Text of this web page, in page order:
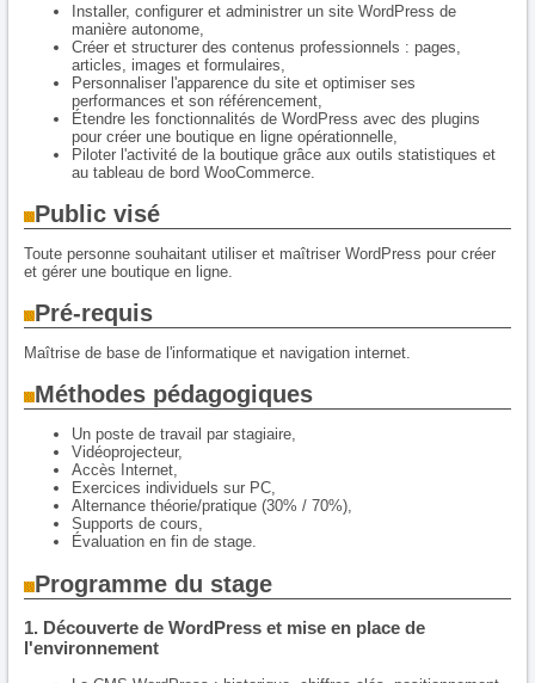
Installer, configurer et administrer un site WordPress de
manière autonome,
Créer et structurer des contenus professionnels : pages,
articles, images et formulaires,
Personnaliser l'apparence du site et optimiser ses
performances et son référencement,
Étendre les fonctionnalités de WordPress avec des plugins
pour créer une boutique en ligne opérationnelle,
Piloter l'activité de la boutique grâce aux outils statistiques et
au tableau de bord WooCommerce.
Public visé
Toute personne souhaitant utiliser et maîtriser WordPress pour créer
et gérer une boutique en ligne.
Pré-requis
Maîtrise de base de l'informatique et navigation internet.
Méthodes pédagogiques
Un poste de travail par stagiaire,
Vidéoprojecteur,
Accès Internet,
Exercices individuels sur PC,
Alternance théorie/pratique (30% / 70%),
Supports de cours,
Évaluation en fin de stage.
Programme du stage
1. Découverte de WordPress et mise en place de
l'environnement